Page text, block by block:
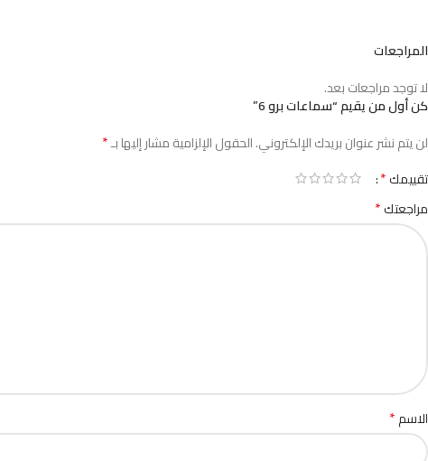
المراجعات
لا توجد مراجعات بعد.
كن أول من يقيم “سماعات برو 6”
لن يتم نشر عنوان بريدك الإلكتروني.الحقول الإلزامية مشار إليها بـ*
تقييمك*
مراجعتك*
الاسم*